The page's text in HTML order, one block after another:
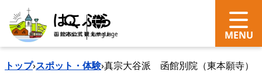
search Language
トップ›スポット・体験›真宗大谷派 函館別院（東本願寺）